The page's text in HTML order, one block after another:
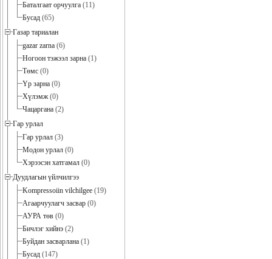
Баталгаат орчуулга (11)
Бусад (65)
Газар тариалан
gazar zarna (6)
Ногоон тэжээл зарна (1)
Төмс (0)
Үр зарна (0)
Хүлэмж(0)
Чацаргана (2)
Гар урлал
Гар урлал (3)
Модон урлал (0)
Хэрээсэн хатгамал (0)
Дуудлагын үйлчилгээ
Kompressoiin vilchilgee (19)
Агаарчуулагч засвар (0)
АУРА төв (0)
Бичлэг хийнэ (2)
Буйдан засварлана (1)
Бусад (147)